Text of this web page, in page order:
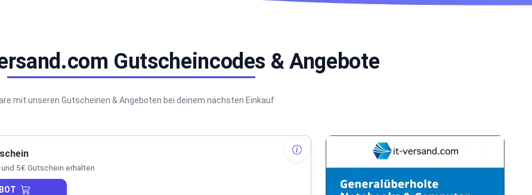
Gutscheincodes & Angebote
mit unseren Gutscheinen & Angeboten bei deinem nächsten Einkauf
5€ Gutschein erhalten